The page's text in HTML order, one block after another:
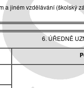
a jiném vzdělávání
6. ÚŘEDNĚ